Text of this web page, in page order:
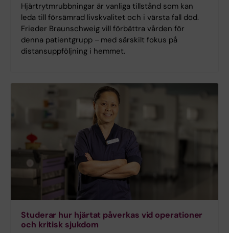
Hjärtrytmrubbningar är vanliga tillstånd som kan
leda till försämrad livskvalitet och i värsta fall död.
Frieder Braunschweig vill förbättra vården för
denna patientgrupp – med särskilt fokus på
distansuppföljning i hemmet.
Studerar hur hjärtat påverkas vid operationer
och kritisk sjukdom